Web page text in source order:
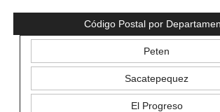
Código Postal por
Peten
Sacatepequez
El Progreso